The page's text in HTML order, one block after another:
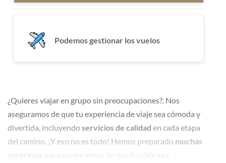
Podemos gestionar los vuelos
¿Quieres viajar en grupo sin preocupaciones?. Nos
aseguramos de que tu experiencia de viaje sea cómoda y
divertida, incluyendoservicios de calidad en cada etapa
del camino. ¡Y eso no es todo! Hemos preparado muchas
sorpresas
para asegurarnos de que tu viaje sea